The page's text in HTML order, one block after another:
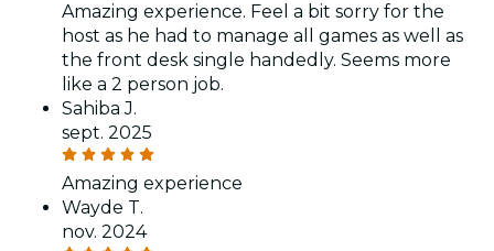
Amazing experience. Feel a bit sorry for the
host as he had to manage all games as well as
the front desk single handedly. Seems more
like a 2 person job.
Sahiba J.
sept. 2025
Amazing experience
Wayde T.
nov. 2024